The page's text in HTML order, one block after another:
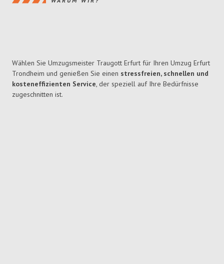
Wählen Sie Umzugsmeister Traugott Erfurt für Ihren Umzug Erfurt
Trondheim und genießen Sie einen stressfreien, schnellen und
kosteneffizienten Service, der speziell auf Ihre Bedürfnisse
zugeschnitten ist.